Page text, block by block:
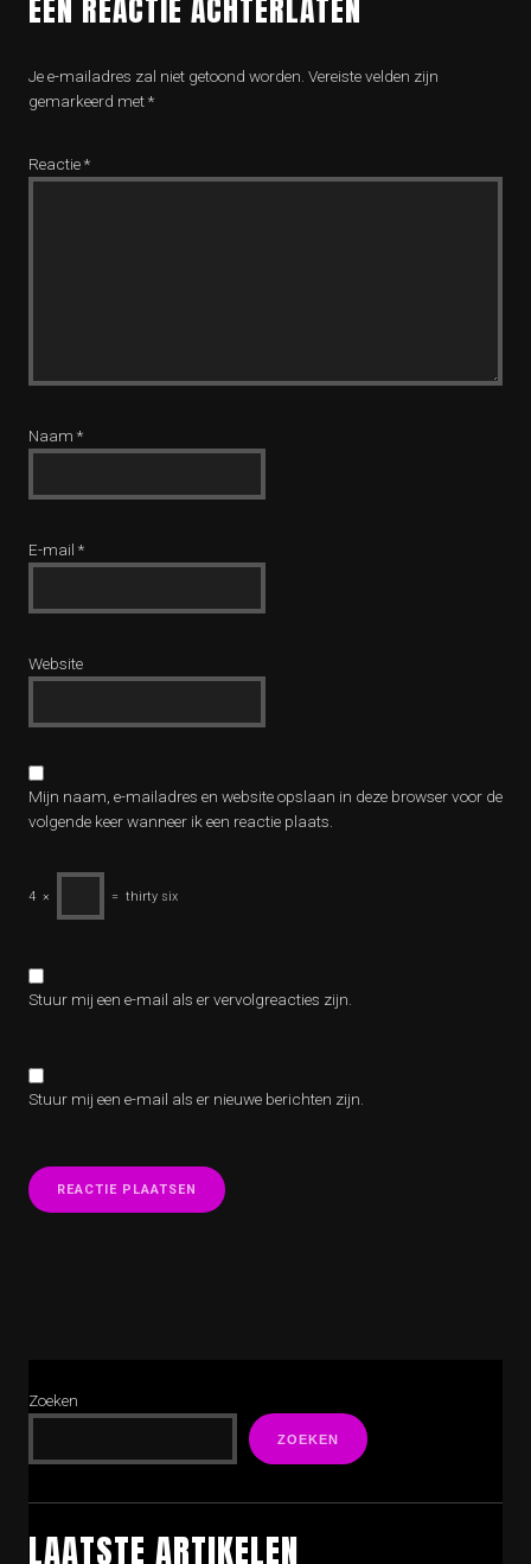
EEN REACTIE ACHTERLATEN
Je e-mailadres zal niet getoond worden. Vereiste velden zijn
gemarkeerd met*
Reactie*
Naam *
E-mail *
Website
Mijn naam, e-mailadres en website opslaan in deze browser voor de
volgende keer wanneer ik een reactie plaats.
4 × = thirty six
Stuur mij een e-mail als er vervolgreacties zijn.
Stuur mij een e-mail als er nieuwe berichten zijn.
Zoeken
ZOEKEN
LAATSTE ARTIKELEN